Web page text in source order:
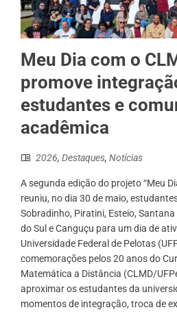
Meu Dia com o
promove
estudantes e
acadêmica
2026, Destaques, Notícias
A segunda edição do projeto “Meu
reuniu, no dia 30 de maio,
Sobradinho, Piratini, Esteio,
do Sul e Canguçu para um dia de
Universidade Federal de Pelotas
comemorações pelos 20 anos do
Matemática a Distância (CLMD/
aproximar os estudantes da
momentos de integração, troca de